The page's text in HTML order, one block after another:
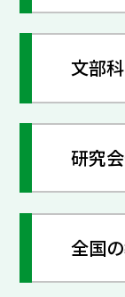
文部
研究
全国